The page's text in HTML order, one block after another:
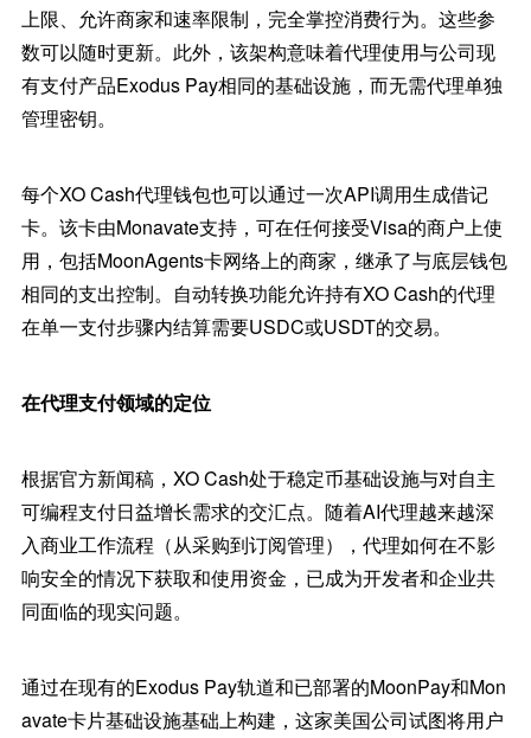
上限、允许商家和速率限制，完全掌控消费行为。这些参
数可以随时更新。此外，该架构意味着代理使用与公司现
有支付产品Exodus Pay相同的基础设施，而无需代理单独
管理密钥。
每个XO Cash代理钱包也可以通过一次API调用生成借记
卡。该卡由Monavate支持，可在任何接受Visa的商户上使
用，包括MoonAgents卡网络上的商家，继承了与底层钱包
相同的支出控制。自动转换功能允许持有XO Cash的代理
在单一支付步骤内结算需要USDC或USDT的交易。
在代理支付领域的定位
根据官方新闻稿，XO Cash处于稳定币基础设施与对自主
可编程支付日益增长需求的交汇点。随着AI代理越来越深
入商业工作流程（从采购到订阅管理），代理如何在不影
响安全的情况下获取和使用资金，已成为开发者和企业共
同面临的现实问题。
通过在现有的Exodus Pay轨道和已部署的MoonPay和Mon
avate卡片基础设施基础上构建，这家美国公司试图将用户